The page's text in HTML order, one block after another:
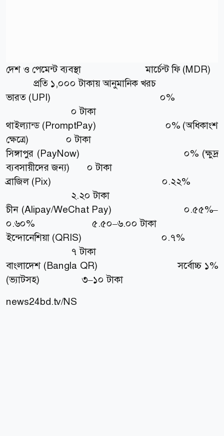
দেশ ও পেমেন্ট ব্যবস্থা মার্চেন্ট ফি (MDR)
প্রতি ১,০০০ টাকায় আনুমানিক খরচ
ভারত (UPI) ০%
০ টাকা
থাইল্যান্ড (PromptPay) ০% (অধিকাংশ
ক্ষেত্রে) ০ টাকা
সিঙ্গাপুর (PayNow) ০% (ক্ষুদ্র
ব্যবসায়ীদের জন্য) ০ টাকা
ব্রাজিল (Pix) ০.২২%
২.২০ টাকা
চীন (Alipay/WeChat Pay) ০.৫৫%–
০.৬০% ৫.৫০–৬.০০ টাকা
ইন্দোনেশিয়া (QRIS) ০.৭%
৭ টাকা
বাংলাদেশ (Bangla QR) সর্বোচ্চ ১%
(ভ্যাটসহ) ৩–১০ টাকা
news24bd.tv/NS